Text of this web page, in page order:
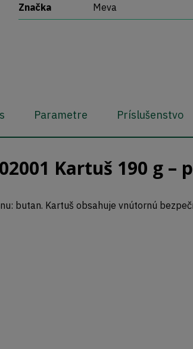
Značka Meva
Parametre Príslušenstvo
Kartuš 190 g –
butan. Kartuš obsahuje vnútornú